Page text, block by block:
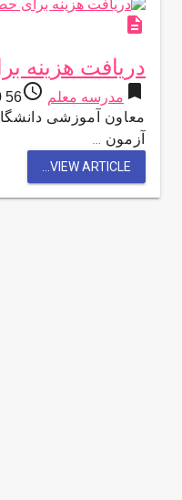
description
دریافت هزینه
bookmark مدرسه معلم access_time
56 years ago
معاون آموزشی
آزمون …
VIEW ARTICLE...